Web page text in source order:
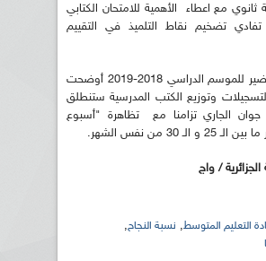
ثانوي مع اعطاء الأهمية للامتحان الكتابي
تفادي تضخيم نقاط التلميذ في التقييم
وبخصوص التحضير للموسم الدراسي 2018-2019 أوضحت
وتوزيع الكتب المدرسية ستنطلق
الجاري تزامنا مع تظاهرة "أسبوع
30 من نفس الشهر.
/ واج
التعليم المتوسط, نسبة النجاح,